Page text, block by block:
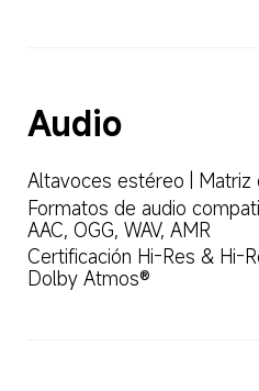
Audio
Altavoces estéreo | Matriz
Formatos de audio
AAC, OGG, WAV, AMR
Certificación Hi-Res & Hi-
Dolby Atmos®